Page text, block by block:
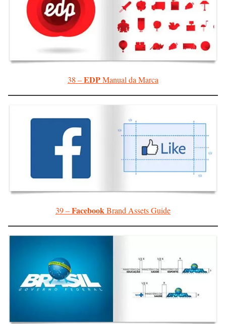
38 –EDPManual da Marca
39 –FacebookBrand Assets Guide